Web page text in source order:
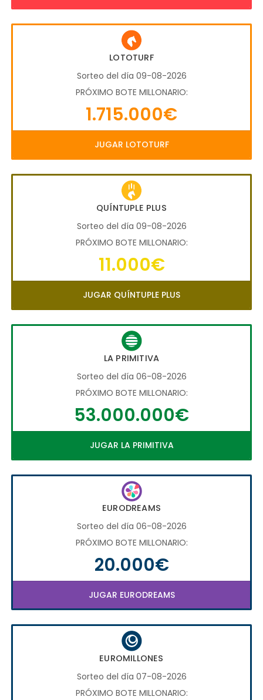
LOTOTURF
Sorteo del día 09-08-2026
PRÓXIMO BOTE MILLONARIO:
1.715.000€
JUGAR LOTOTURF
QUÍNTUPLE PLUS
Sorteo del día 09-08-2026
PRÓXIMO BOTE MILLONARIO:
11.000€
JUGAR QUÍNTUPLE PLUS
LA PRIMITIVA
Sorteo del día 06-08-2026
PRÓXIMO BOTE MILLONARIO:
53.000.000€
JUGAR LA PRIMITIVA
EURODREAMS
Sorteo del día 06-08-2026
PRÓXIMO BOTE MILLONARIO:
20.000€
JUGAR EURODREAMS
EUROMILLONES
Sorteo del día 07-08-2026
PRÓXIMO BOTE MILLONARIO: